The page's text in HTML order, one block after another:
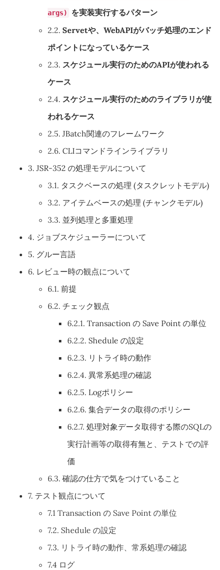
args)
を実装実行するパターン
2.2. Servetや、WebAPIがバッチ処理のエンド
ポイントになっているケース
2.3. スケジュール実行のためのAPIが使われる
ケース
2.4. スケジュール実行のためのライブラリが使
われるケース
2.5. JBatch関連のフレームワーク
2.6. CLIコマンドラインライブラリ
3. JSR-352 の処理モデルについて
3.1. タスクベースの処理 (タスクレットモデル)
3.2. アイテムベースの処理 (チャンクモデル)
3.3. 並列処理と多重処理
4. ジョブスケジューラーについて
5. グルー言語
6. レビュー時の観点について
6.1. 前提
6.2. チェック観点
6.2.1. Transaction の Save Point の単位
6.2.2. Shedule の設定
6.2.3. リトライ時の動作
6.2.4. 異常系処理の確認
6.2.5. Logポリシー
6.2.6. 集合データの取得のポリシー
6.2.7. 処理対象データ取得する際のSQLの
実行計画等の取得有無と、テストでの評
価
6.3. 確認の仕方で気をつけていること
7. テスト観点について
7.1 Transaction の Save Point の単位
7.2. Shedule の設定
7.3. リトライ時の動作、常系処理の確認
7.4 ログ